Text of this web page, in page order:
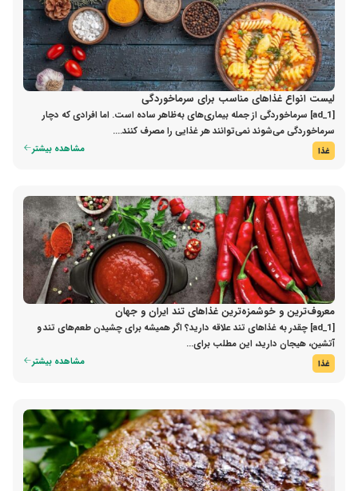
لیست انواع غذاهای مناسب برای سرماخوردگی
[ad_1] سرماخوردگی از جمله بیماری‌های به‌ظاهر ساده‌ است. اما افرادی که دچار
سرماخوردگی می‌شوند نمی‌توانند هر غذایی را مصرف کنند....
غذا مشاهده بیشتر
معروف‌ترین و خوشمزه‌ترین غذاهای تند ایران و جهان
[ad_1] چقدر به غذاهای تند علاقه دارید؟ اگر همیشه برای چشیدن طعم‌های تند و
آتشین، هیجان دارید، این مطلب برای...
غذا مشاهده بیشتر